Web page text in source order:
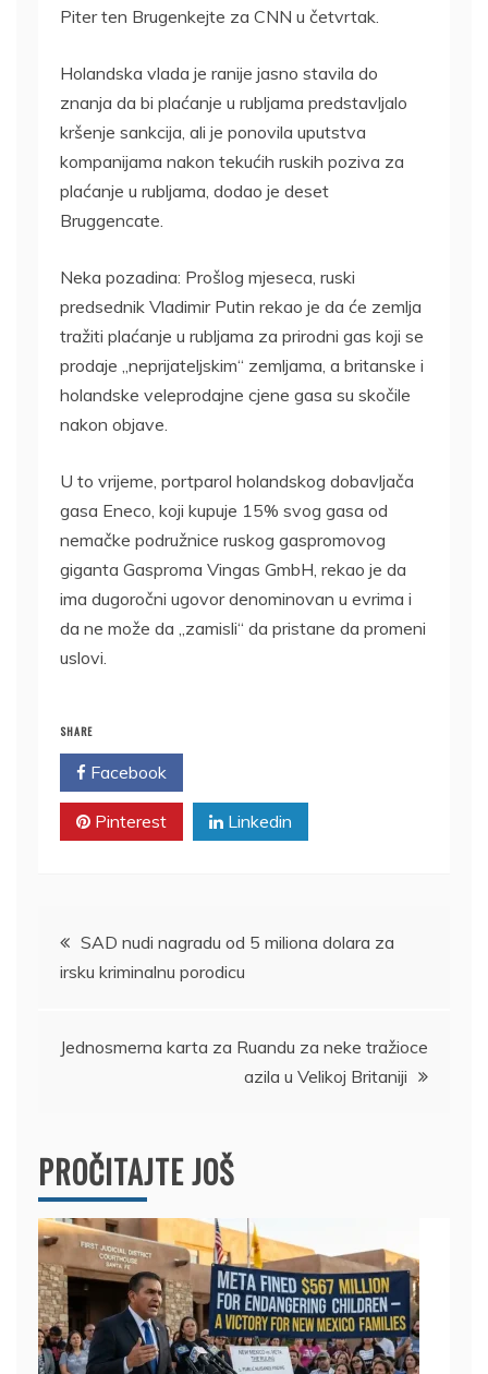
Piter ten Brugenkejte za CNN u četvrtak.
Holandska vlada je ranije jasno stavila do
znanja da bi plaćanje u rubljama predstavljalo
kršenje sankcija, ali je ponovila uputstva
kompanijama nakon tekućih ruskih poziva za
plaćanje u rubljama, dodao je deset
Bruggencate.
Neka pozadina: Prošlog mjeseca, ruski
predsednik Vladimir Putin rekao je da će zemlja
tražiti plaćanje u rubljama za prirodni gas koji se
prodaje „neprijateljskim“ zemljama, a britanske i
holandske veleprodajne cjene gasa su skočile
nakon objave.
U to vrijeme, portparol holandskog dobavljača
gasa Eneco, koji kupuje 15% svog gasa od
nemačke podružnice ruskog gaspromovog
giganta Gasproma Vingas GmbH, rekao je da
ima dugoročni ugovor denominovan u evrima i
da ne može da „zamisli“ da pristane da promeni
uslovi.
SHARE
Facebook
Pinterest Linkedin
Kretanje
članka
SAD nudi nagradu od 5 miliona dolara za
irsku kriminalnu porodicu
Jednosmerna karta za Ruandu za neke tražioce
azila u Velikoj Britaniji
PROČITAJTE JOŠ